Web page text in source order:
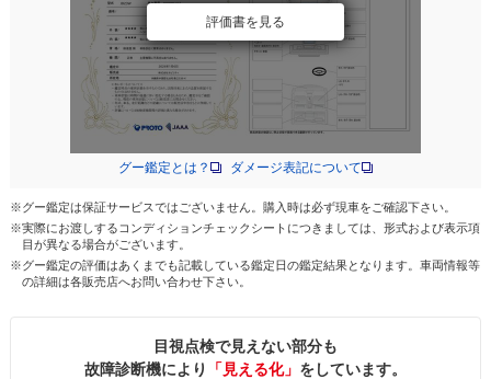
評価書を見る
グー鑑定とは？ ダメージ表記について
※グー鑑定は保証サービスではございません。購入時は必ず現車をご確認下さい。
※実際にお渡しするコンディションチェックシートにつきましては、形式および表示項
目が異なる場合がございます。
※グー鑑定の評価はあくまでも記載している鑑定日の鑑定結果となります。車両情報等
の詳細は各販売店へお問い合わせ下さい。
目視点検で見えない部分も
故障診断機により
「見える化」 をしています。